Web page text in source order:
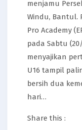
menjamu
Windu, Bantul.
Pro Academy
pada Sabtu
menyajikan
U16 tampil
bersih dua
hari…
Share this :